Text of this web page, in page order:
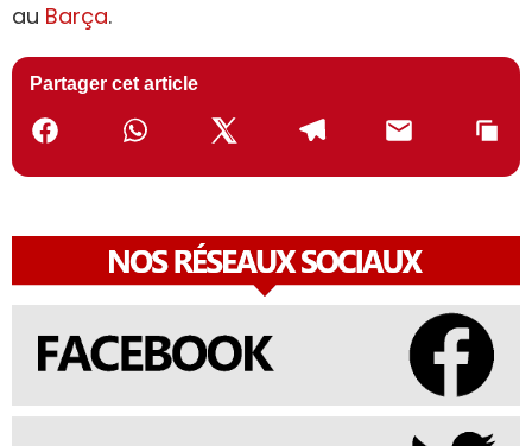
au Barça.
Partager cet article